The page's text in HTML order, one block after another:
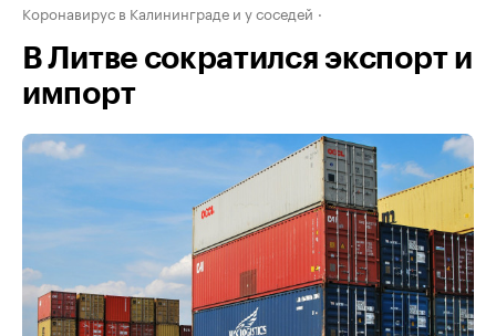
Коронавирус в Калининграде и у соседей
В Литве сократился экспорт и
импорт